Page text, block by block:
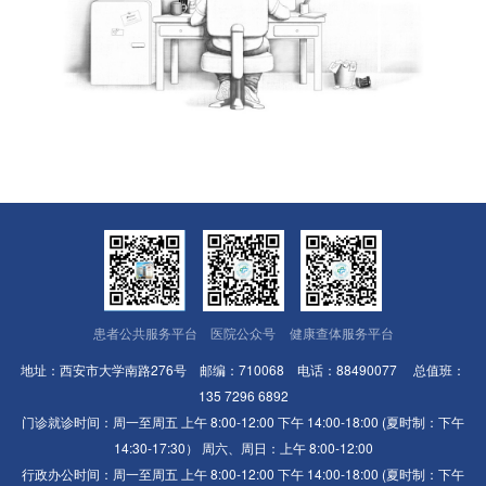
患者公共服务平台 医院公众号
健康查体服务平台
地址：西安市大学南路276号 邮编：710068 电话：88490077 总值班：
135 7296 6892
门诊就诊时间：周一至周五 上午 8:00-12:00 下午 14:00-18:00 (夏时制：下午
14:30-17:30） 周六、周日：上午 8:00-12:00
行政办公时间：周一至周五 上午 8:00-12:00 下午 14:00-18:00 (夏时制：下午